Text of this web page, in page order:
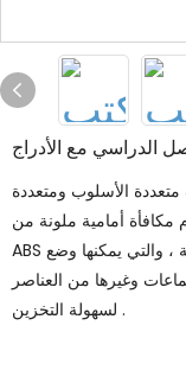
الدراسي مع الأدراج
الأسلوب ومتعددة
أمامية ملونة من
ABS جديدة متكاملة ، مع رف الكتب الأسود المطلية ، والتي يمكنها وضع
وغيرها من العناصر
لسهولة التخزين .